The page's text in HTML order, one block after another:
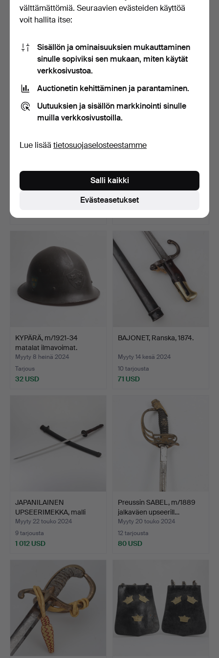
SLAGLÅSPISTOL, ruotsi,
messinki.
106 USD
SABEL, Ruotsin miesten
153 USD
SABEL, metalli/messinki.
Myyty 30 elo 2024
SABEL, kopio, luultavasti
Brasilia.
Myyty 30 elo 2024
8 tarjousta
KYPÄRÄ, m/1921-34
matalat ilmavoimat.
Myyty 8 heinä 2024
Tarjous
32 USD
BAJONET, Ranska, 1874.
Myyty 14 kesä 2024
10 tarjousta
71 USD
JAPANILAINEN
UPSEERIMEKKA, malli
M98, Kata…
Myyty 22 touko 2024
9 tarjousta
1 012 USD
Preussin SABEL, m/1889
jalkaväen upseerill…
Myyty 20 touko 2024
12 tarjousta
80 USD
välttämättömiä. Seuraavien evästeiden käyttöä
voit hallita itse:
Sisällön ja ominaisuuksien mukauttaminen
sinulle sopiviksi sen mukaan, miten käytät
verkkosivustoa.
Auctionetin kehittäminen ja parantaminen.
Uutuuksien ja sisällön markkinointi sinulle
muilla verkkosivustoilla.
Lue lisää tietosuojaselosteestamme
Evästeasetukset
Salli kaikki